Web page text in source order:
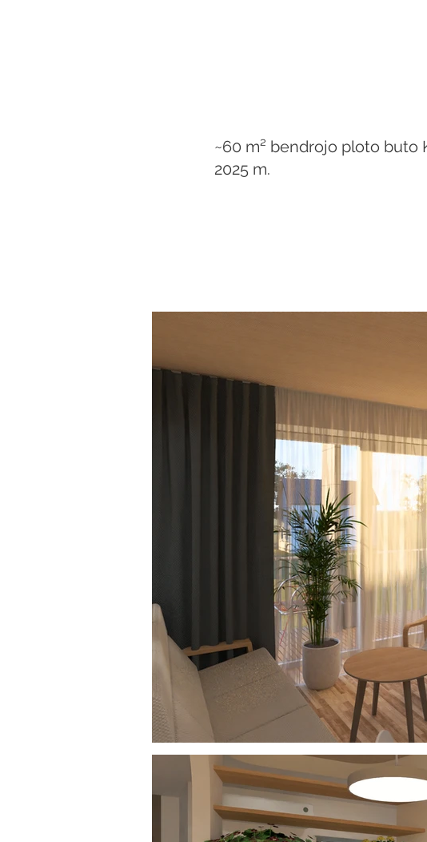
~60 m² bendrojo ploto buto
2025 m.